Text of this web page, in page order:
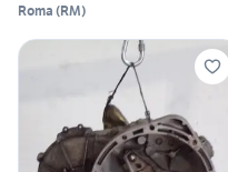
Roma (RM)